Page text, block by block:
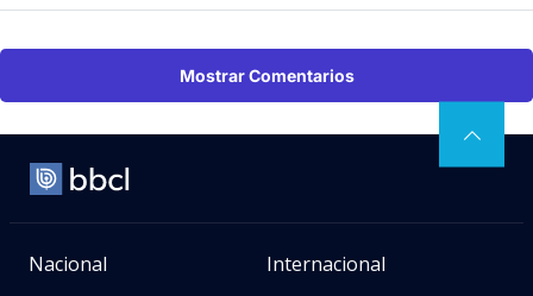
Mostrar Comentarios
Nacional Internacional